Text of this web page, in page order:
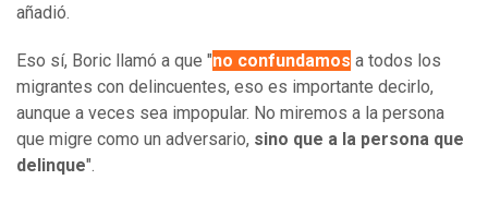
añadió.
Eso sí, Boric llamó a que "no confundamos a todos los
migrantes con delincuentes, eso es importante decirlo,
aunque a veces sea impopular. No miremos a la persona
que migre como un adversario, sino que a la persona que
delinque".